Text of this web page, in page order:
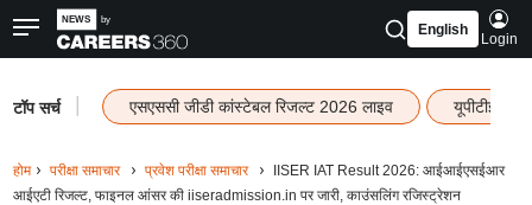
English
Login
टॉप सर्च एसएससी जीडी कांस्टेबल रिजल्ट 2026 लाइव यूपीटीईटी
होम परीक्षा समाचार प्रवेश परीक्षा समाचार
IISER IAT Result 2026: आईआईएसईआर
आईएटी रिजल्ट, फाइनल आंसर की iiseradmission.in पर जारी, काउंसलिंग रजिस्ट्रेशन